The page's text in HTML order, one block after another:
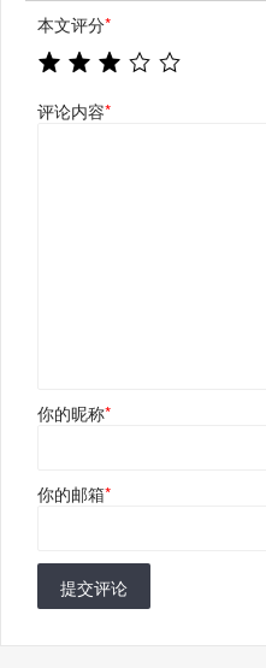
本文评分*
评论内容*
你的昵称*
你的邮箱*
提交评论